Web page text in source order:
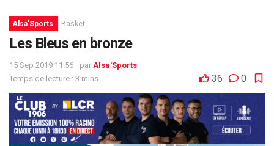
Alsa'Sports Basket
Les Bleus en bronze
15 Sep 2019 11:56 par Alsa'Sports
Temps de lecture : 3 mins
36 0